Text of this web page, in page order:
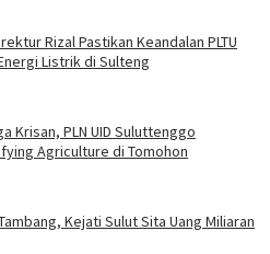
Rizal Pastikan Keandalan PLTU
Listrik di Sulteng
Krisan, PLN UID Suluttenggo
Agriculture di Tomohon
Kejati Sulut Sita Uang Miliaran